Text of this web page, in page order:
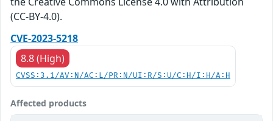
(CC-BY-4.0).
CVE-2023-5218
8.8 (High)
CVSS:3.1/AV:N/AC:L/PR:N/UI:R/S:U/C:H/I:H/A:H
Affected products